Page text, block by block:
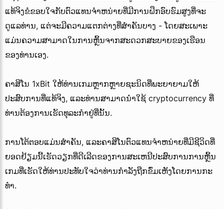
ແທ້ຈິງຂໍຂອບໃຈກັບຕົວແທນຈໍາຫນ່າຍທີ່ມີການຝຶກອົບຮົມສູງທີ່ຈະ
ດູແລທ່ານ, ແຕ່ຈະມີຄວາມແຕກຕ່າງທີ່ສໍາຄັນບາງ - ໂດຍສະເພາະ
ແມ່ນຄວາມສາມາດໃນການຫຼິ້ນຈາກສະດວກສະບາຍຂອງເຮືອນ
ຂອງທ່ານເອງ.
ຄາສິໂນ 1xBit ໃຫ້ທ່ານເກມຫຼາກຫຼາຍຊະນິດທີ່ພະຍາຍາມໃຫ້
ປະສົບການທີ່ແທ້ຈິງ, ແລະທ່ານສາມາດນໍາໃຊ້ cryptocurrency ທີ່
ທ່ານຕ້ອງການເຮັດທຸລະກໍາຢູ່ທີ່ນັ້ນ.
ການໂຕ້ຕອບແມ່ນສໍາຄັນ, ແລະຄາສິໂນຕົວແທນຈໍາຫນ່າຍທີ່ມີຊີວິດທີ່
ຍອດຢ້ຽມນີ້ເຮັດວຽກທີ່ດີເລີດຂອງການສະເຫນີປະສົບການການຫຼິ້ນ
ເກມທີ່ເຮັດໃຫ້ທ່ານປະທັບໃຈວ່າທ່ານກໍາລັງຖືກຂົ່ມເຫັງໂດຍການກະ
ທໍາ.